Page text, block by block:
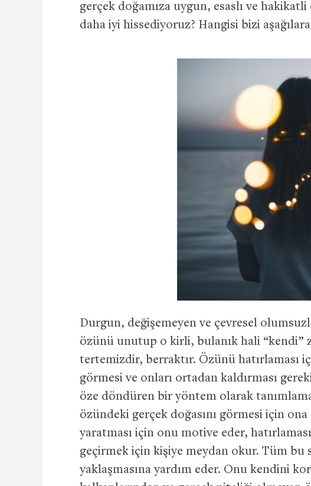
gerçek doğamıza uygun, esaslı ve
daha iyi hissediyoruz? Hangisi bizi
Durgun, değişemeyen ve çevresel
özünü unutup o kirli, bulanık hali “kendi”
tertemizdir, berraktır. Özünü hatırlaması
görmesi ve onları ortadan kaldırması
öze döndüren bir yöntem olarak
özündeki gerçek doğasını görmesi için
yaratması için onu motive eder,
geçirmek için kişiye meydan okur. Tüm bu
yaklaşmasına yardım eder. Onu kendini